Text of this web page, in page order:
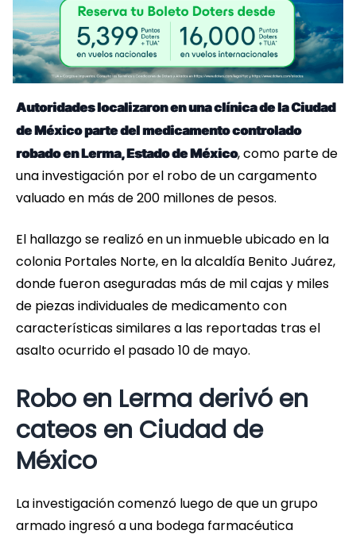
Autoridades localizaron en una clínica de la Ciudad
de México parte del medicamento controlado
robado en Lerma, Estado de México, como parte de
una investigación por el robo de un cargamento
valuado en más de 200 millones de pesos.
El hallazgo se realizó en un inmueble ubicado en la
colonia Portales Norte, en la alcaldía Benito Juárez,
donde fueron aseguradas más de mil cajas y miles
de piezas individuales de medicamento con
características similares a las reportadas tras el
asalto ocurrido el pasado 10 de mayo.
Robo en Lerma derivó en
cateos en Ciudad de
México
La investigación comenzó luego de que un grupo
armado ingresó a una bodega farmacéutica